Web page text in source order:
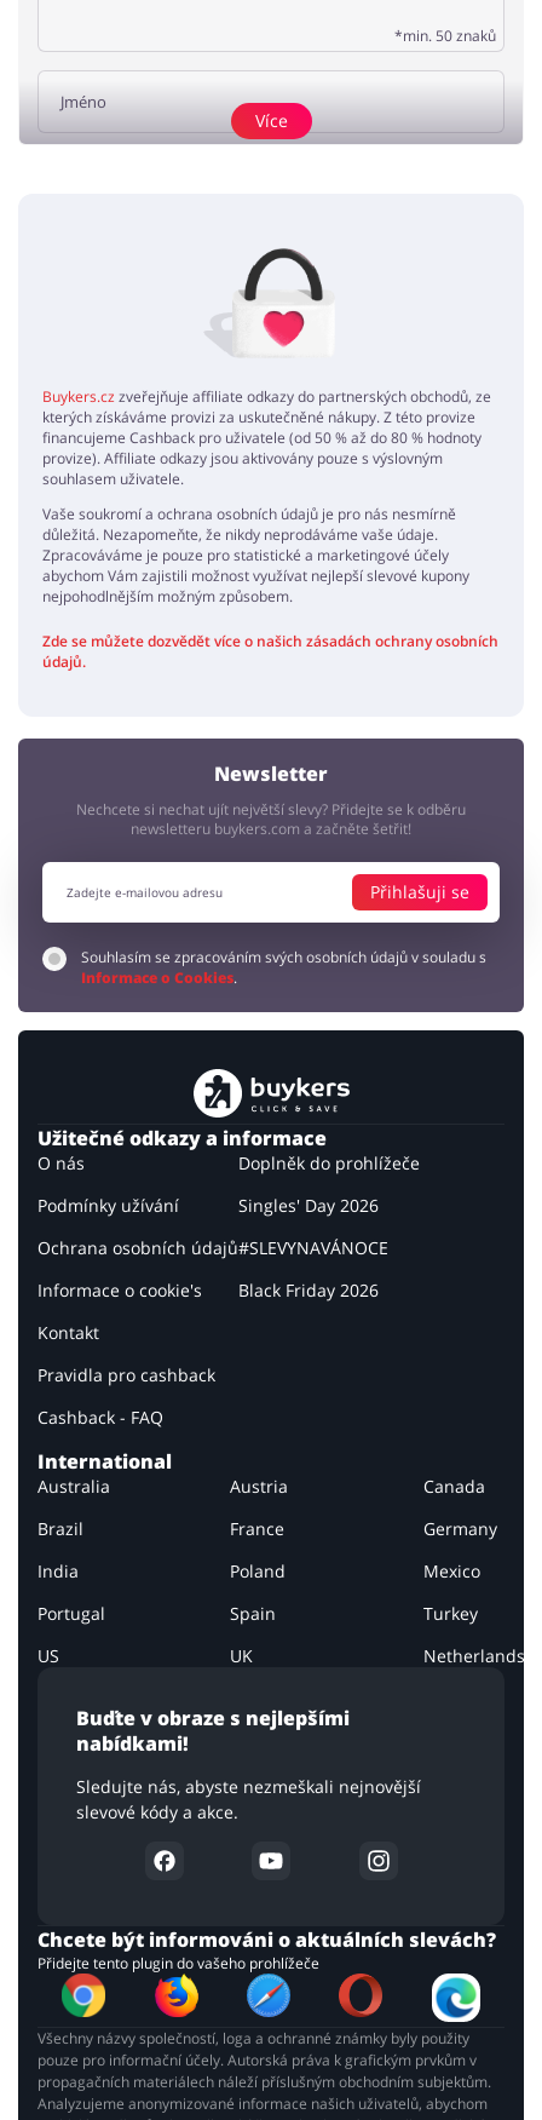
*min. 50 znaků
Žádné elementy nejsou
Více
Buykers.cz zveřejňuje affiliate odkazy do partnerských obchodů, ze
kterých získáváme provizi za uskutečněné nákupy. Z této provize
financujeme Cashback pro uživatele (od 50 % až do 80 % hodnoty
provize). Affiliate odkazy jsou aktivovány pouze s výslovným
souhlasem uživatele.
Vaše soukromí a ochrana osobních údajů je pro nás nesmírně
důležitá. Nezapomeňte, že nikdy neprodáváme vaše údaje.
Zpracováváme je pouze pro statistické a marketingové účely
abychom Vám zajistili možnost využívat nejlepší slevové kupony
nejpohodlnějším možným způsobem.
Zde se můžete dozvědět více o našich zásadách ochrany osobních
údajů.
Newsletter
Nechcete si nechat ujít největší slevy? Přidejte se k odběru
newsletteru buykers.com a začněte šetřit!
Přihlašuji se
Souhlasím se zpracováním svých osobních údajů v souladu s
Informace o Cookies.
Buďte v obraze s nejlepšími
nabídkami!
Sledujte nás, abyste nezmeškali nejnovější
slevové kódy a akce.
Užitečné odkazy a informace
O nás
Podmínky užívání
Ochrana osobních údajů
Informace o cookie's
Kontakt
Pravidla pro cashback
Cashback - FAQ
Doplněk do prohlížeče
Singles' Day 2026
#SLEVYNAVÁNOCE
Black Friday 2026
International
Australia Austria
Canada
Brazil
France
Germany
India
Poland
Mexico
Portugal
Spain
Turkey
US
UK Netherlands
Chcete být informováni o aktuálních slevách?
Přidejte tento plugin do vašeho prohlížeče
Všechny názvy společností, loga a ochranné známky byly použity
pouze pro informační účely. Autorská práva k grafickým prvkům v
propagačních materiálech náleží příslušným obchodním subjektům.
Analyzujeme anonymizované informace našich uživatelů, abychom